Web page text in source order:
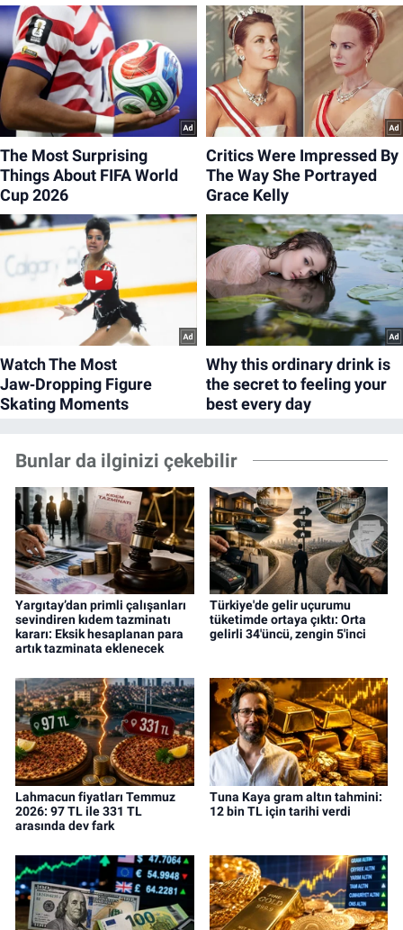
Bunlar da ilginizi çekebilir
Yargıtay’dan primli çalışanları
sevindiren kıdem tazminatı
kararı: Eksik hesaplanan para
artık tazminata eklenecek
Türkiye'de gelir uçurumu
tüketimde ortaya çıktı: Orta
gelirli 34'üncü, zengin 5'inci
Lahmacun fiyatları Temmuz
2026: 97 TL ile 331 TL
arasında dev fark
Tuna Kaya gram altın tahmini:
12 bin TL için tarihi verdi